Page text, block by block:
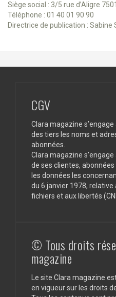
Siège social : 3/5 rue d’Aligre
Téléphone : 01 40 01 90 90
Directrice de publication : Sabine
CGV
Clara magazine
des tiers les noms et
abonnées.
Clara magazine
de ses clientes,
les données les
du 6 janvier 1978, relative
fichiers et aux libertés
© Tous droits
magazine
Le site Clara magazine
en vigueur sur les droits